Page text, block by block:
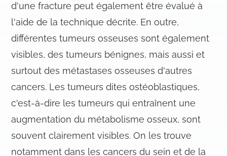
d'une fracture peut également être évalué à
l'aide de la technique décrite. En outre,
différentes tumeurs osseuses sont également
visibles, des tumeurs bénignes, mais aussi et
surtout des métastases osseuses d'autres
cancers. Les tumeurs dites ostéoblastiques,
c'est-à-dire les tumeurs qui entraînent une
augmentation du métabolisme osseux, sont
souvent clairement visibles. On les trouve
notamment dans les cancers du sein et de la